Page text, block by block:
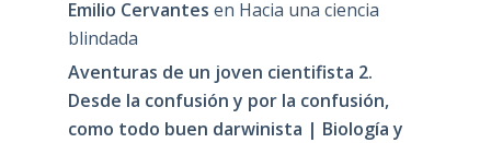
Emilio Cervantes en Hacia una ciencia
blindada
Aventuras de un joven cientifista 2.
Desde la confusión y por la confusión,
como todo buen darwinista | Biología y